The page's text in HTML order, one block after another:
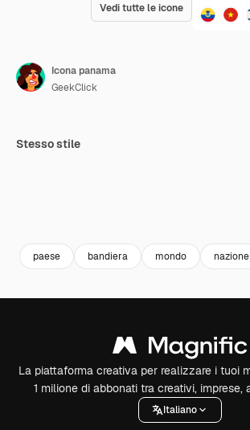
Vedi tutte le icone
Icona panama
GeekClick
Stesso stile
paese bandiera mondo nazione
La piattaforma creativa per realizzare i tuoi
1 milione di abbonati tra creativi, imprese,
Italiano